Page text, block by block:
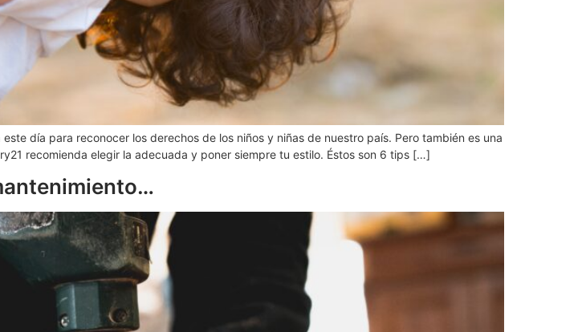
día para reconocer los derechos de los niños y niñas de nuestro país. Pero también es una
recomienda elegir la adecuada y poner siempre tu estilo. Éstos son 6 tips […]